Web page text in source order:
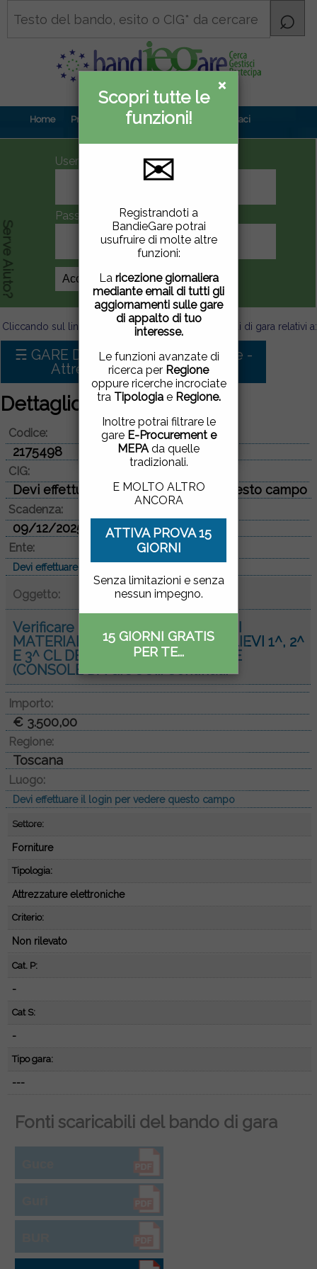
×
Informativa
privacy
Questo sito utilizza
cookie di terze parti per
migliorare la tua
esperienza di utilizzo. Se
vuoi saperne di più
qui .
Chiudendo questa
finestra, scorrendo questa
pagina, cliccando su un
link o proseguendo la
navigazione in altra
maniera, acconsenti
all'uso dei cookie.
ACCETTO |NON
ACCETTO
×
Scopri tutte le
funzioni!
✉
Registrandoti a
BandieGare potrai
usufruire di molte altre
funzioni:
La ricezione giornaliera
mediante email di tutti gli
aggiornamenti sulle gare
di appalto di tuo
interesse.
Le funzioni avanzate di
ricerca per Regione
oppure ricerche incrociate
tra Tipologiae Regione.
Inoltre potrai filtrare le
gare E-Procurement e
MEPAda quelle
tradizionali.
E MOLTO ALTRO
ANCORA
ATTIVA PROVA 15
GIORNI
Senza limitazioni e senza
nessun impegno.
15 GIORNI GRATIS
PER TE...
Home Prova gratuita Contenuti Contattaci
UserID
Password
Crea Account
Serve Aiuto?
Cliccando sul link sotto puoi visualizzare tutti i bandi di gara relativi a:
☴ GARE D'APPALTO PER Forniture -
Attrezzature elettroniche
Dettaglio bando di gara
Codice:
2175498
CIG:
Devi effettuare il login per vedere questo campo
Scadenza:
09/12/2025
Ente:
Devi effettuare il login per vedere questo campo
Oggetto:
Verificare scadenza FORNITURA DI
MATERIALE RICREATIVO PER ALLIEVI 1^, 2^
E 3^ CL DELL’ACCADEMIA NAVALE
(CONSOLE DA GIOCO...Continua.
Importo:
€ 3.500,00
Regione:
Toscana
Luogo:
Devi effettuare il login per vedere questo campo
Settore:
Forniture
Tipologia:
Attrezzature elettroniche
Criterio:
Non rilevato
Cat. P:
-
Cat S:
-
Tipo gara:
---
Fonti scaricabili del bando di gara